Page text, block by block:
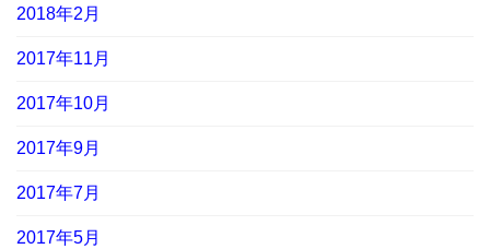
2018年2月
2017年11月
2017年10月
2017年9月
2017年7月
2017年5月